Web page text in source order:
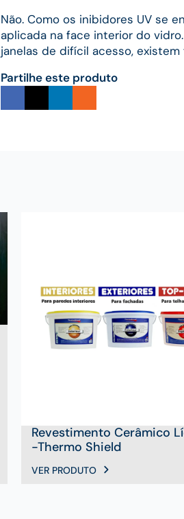
Não. Como os inibidores UV se
aplicada na face interior do
janelas de difícil acesso,
Partilhe este produto
Revestimento Cerâmico
-Thermo Shield
VER PRODUTO